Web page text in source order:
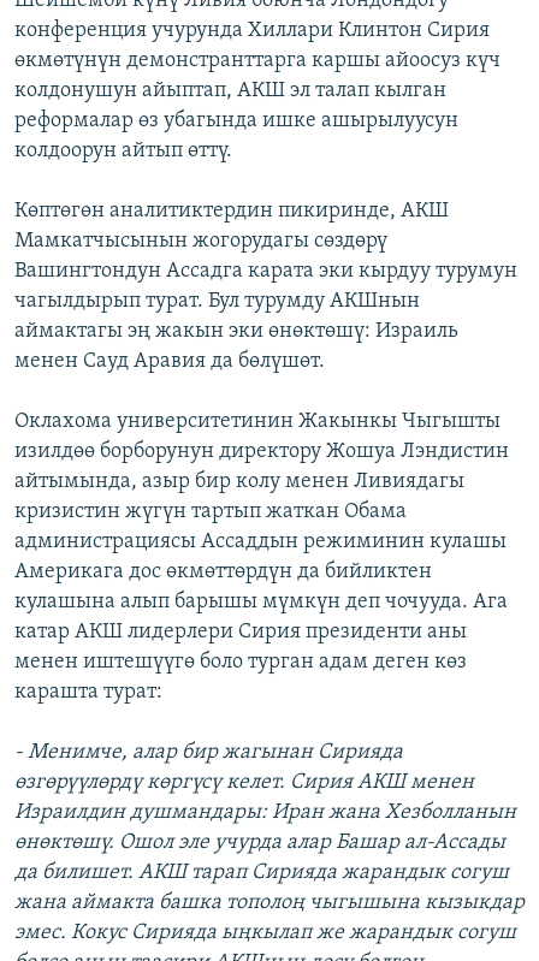
конференция учурунда Хиллари Клинтон Сирия
өкмөтүнүн демонстранттарга каршы айоосуз күч
колдонушун айыптап, АКШ эл талап кылган
реформалар өз убагында ишке ашырылуусун
колдоорун айтып өттү.
Көптөгөн аналитиктердин пикиринде, АКШ
Мамкатчысынын жогорудагы сөздөрү
Вашингтондун Ассадга карата эки кырдуу турумун
чагылдырып турат. Бул турумду АКШнын
аймактагы эң жакын эки өнөктөшү: Израиль
менен Сауд Аравия да бөлүшөт.
Оклахома университетинин Жакынкы Чыгышты
изилдөө борборунун директору Жошуа Лэндистин
айтымында, азыр бир колу менен Ливиядагы
кризистин жүгүн тартып жаткан Обама
администрациясы Ассаддын режиминин кулашы
Америкага дос өкмөттөрдүн да бийликтен
кулашына алып барышы мүмкүн деп чочууда. Ага
катар АКШ лидерлери Сирия президенти аны
менен иштешүүгө боло турган адам деген көз
карашта турат:
- Менимче, алар бир жагынан Сирияда
өзгөрүүлөрдү көргүсү келет. Сирия АКШ менен
Израилдин душмандары: Иран жана Хезболланын
өнөктөшү. Ошол эле учурда алар Башар ал-Ассады
да билишет. АКШ тарап Сирияда жарандык согуш
жана аймакта башка тополоң чыгышына кызыкдар
эмес. Кокус Сирияда ыңкылап же жарандык согуш